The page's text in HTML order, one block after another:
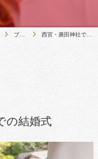
ブログ 西宮・廣田神社での結婚式
の結婚式